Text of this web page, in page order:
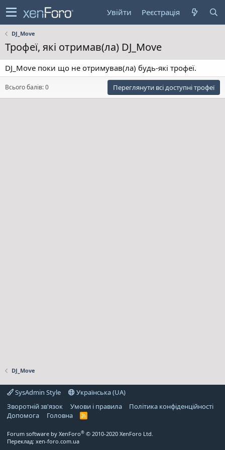
Увійти Реєстрація
DJ_Move
Трофеї, які отримав(ла) DJ_Move
DJ_Move поки що не отримував(ла) будь-які трофеї.
Всього балів: 0 Переглянути всі доступні трофеї
DJ_Move
SysAdmin Style
Українська (UA)
Зворотній зв'язок
Умови і правила
Політика конфіденційності
Дoпoмoга
Головна
R
Forum software by XenForo® © 2010-2020 XenForo Ltd.
Переклад: xen-foro.com.ua